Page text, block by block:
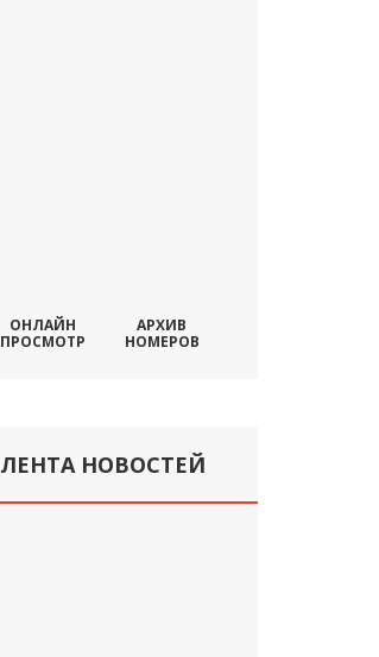
ОНЛАЙН
ПРОСМОТР
АРХИВ
НОМЕРОВ
ЛЕНТА НОВОСТЕЙ